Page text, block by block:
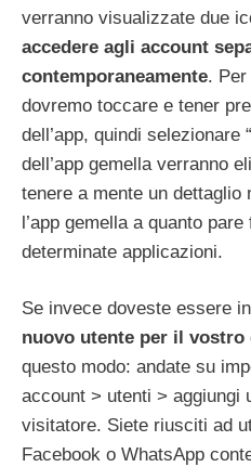
verranno visualizzate due
accedere agli account
contemporaneamente. Per
dovremo toccare e tener
dell’app, quindi selezionare
dell’app gemella verranno
tenere a mente un
l’app gemella a quanto
determinate applicazioni.
Se invece doveste essere
nuovo utente per il
questo modo: andate su
account > utenti > aggiungi
visitatore. Siete riusciti ad
Facebook o WhatsApp